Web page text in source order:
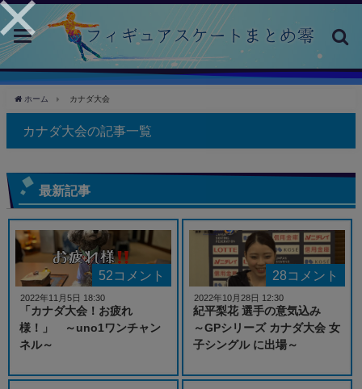
toggle
navigation
ホーム カナダ大会
カナダ大会の記事一覧
最新記事
52コメント
「カナダ大会！お疲れ
様！」 ～uno1ワンチャン
ネル～
2022年11月5日 18:30
28コメント
紀平梨花 選手の意気込み
～GPシリーズ カナダ大会 女
子シングル に出場～
2022年10月28日 12:30